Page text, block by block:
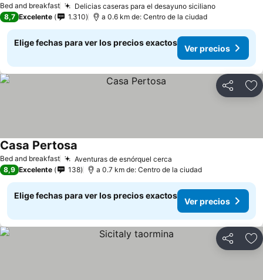
Bed and breakfast Delicias caseras para el desayuno siciliano
8,7 Excelente 1.310 a 0.6 km de: Centro de la ciudad
Elige fechas para ver los precios exactos
Ver precios
Compartir
Bed and breakfast Aventuras de esnórquel cerca
Casa Pertosa
8,9 Excelente 138 a 0.7 km de: Centro de la ciudad
Elige fechas para ver los precios exactos
Ver precios
Compartir